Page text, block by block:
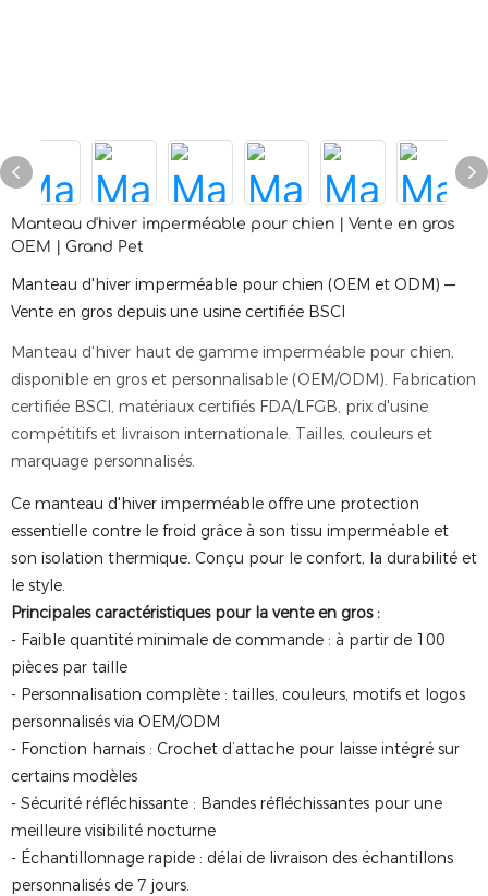
Manteau d'hiver imperméable pour chien | Vente en gros
OEM | Grand Pet
Manteau d'hiver imperméable pour chien (OEM et ODM) —
Vente en gros depuis une usine certifiée BSCI
Manteau d'hiver haut de gamme imperméable pour chien,
disponible en gros et personnalisable (OEM/ODM). Fabrication
certifiée BSCI, matériaux certifiés FDA/LFGB, prix d'usine
compétitifs et livraison internationale. Tailles, couleurs et
marquage personnalisés.
Ce manteau d'hiver imperméable offre une protection
essentielle contre le froid grâce à son tissu imperméable et
son isolation thermique. Conçu pour le confort, la durabilité et
le style.
Principales caractéristiques pour la vente en gros :
- Faible quantité minimale de commande : à partir de 100
pièces par taille
- Personnalisation complète : tailles, couleurs, motifs et logos
personnalisés via OEM/ODM
- Fonction harnais : Crochet d’attache pour laisse intégré sur
certains modèles
- Sécurité réfléchissante : Bandes réfléchissantes pour une
meilleure visibilité nocturne
- Échantillonnage rapide : délai de livraison des échantillons
personnalisés de 7 jours.